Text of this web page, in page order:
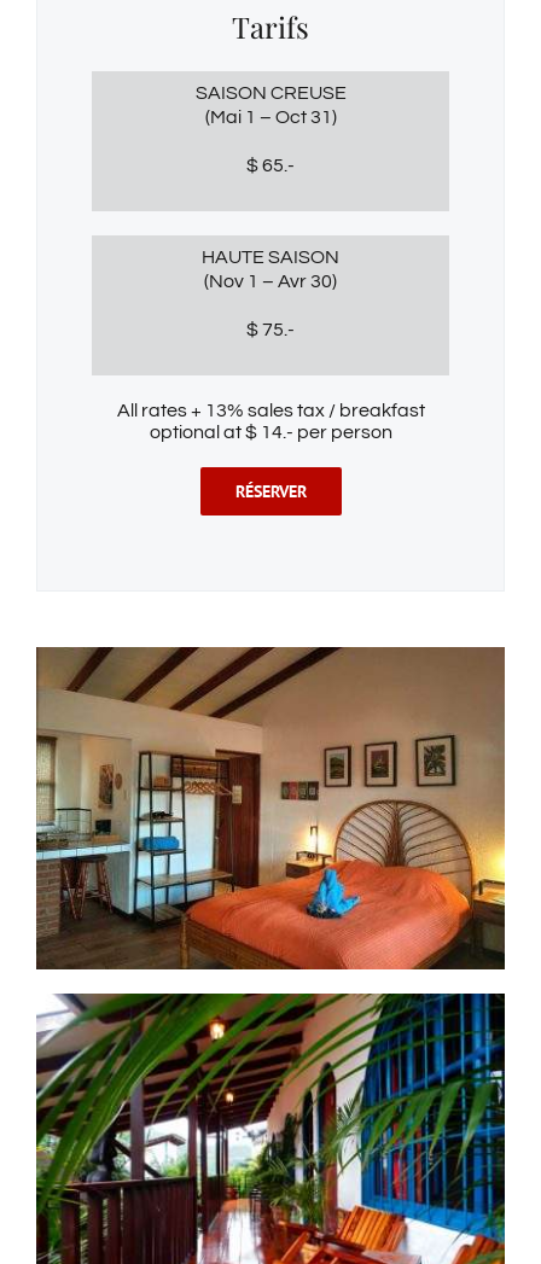
Tarifs
SAISON CREUSE
(Mai 1 – Oct 31)
$ 65.-
HAUTE SAISON
(Nov 1 – Avr 30)
$ 75.-
All rates + 13% sales tax / breakfast
optional at $ 14.- per person
RÉSERVER